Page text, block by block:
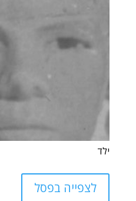
ילד
לצפייה בפסל